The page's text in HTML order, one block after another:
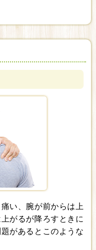
い、腕が前からは上
がるが降ろすときに
があるとこのような